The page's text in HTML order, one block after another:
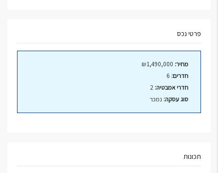
פרטי נכס
מחיר:
חדרים:
חדרי אמבטיה:
סוג עסקה: נמכר
תכונות